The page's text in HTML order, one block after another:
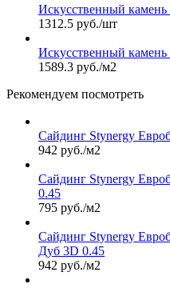
Искусственный
1312.5 руб./шт
Искусственный камень
1589.3 руб./м2
Рекомендуем посмотреть
Сайдинг Stynergy
942 руб./м2
Сайдинг Stynergy
0.45
795 руб./м2
Сайдинг Stynergy
Дуб 3D 0.45
942 руб./м2